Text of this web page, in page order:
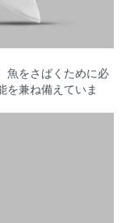
魚をさばくために必
を兼ね備えていま